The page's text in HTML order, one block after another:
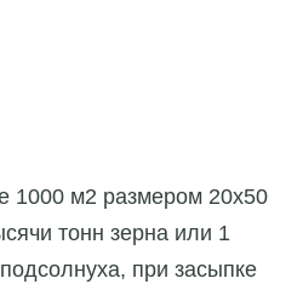
1000 м2 размером 20х50
тонн зерна или 1
при засыпке